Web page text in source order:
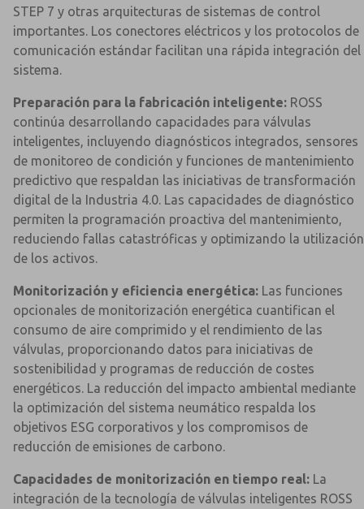
STEP 7 y otras arquitecturas de sistemas de control
importantes. Los conectores eléctricos y los protocolos de
comunicación estándar facilitan una rápida integración del
sistema.
Preparación para la fabricación inteligente: ROSS
continúa desarrollando capacidades para válvulas
inteligentes, incluyendo diagnósticos integrados, sensores
de monitoreo de condición y funciones de mantenimiento
predictivo que respaldan las iniciativas de transformación
digital de la Industria 4.0. Las capacidades de diagnóstico
permiten la programación proactiva del mantenimiento,
reduciendo fallas catastróficas y optimizando la utilización
de los activos.
Monitorización y eficiencia energética: Las funciones
opcionales de monitorización energética cuantifican el
consumo de aire comprimido y el rendimiento de las
válvulas, proporcionando datos para iniciativas de
sostenibilidad y programas de reducción de costes
energéticos. La reducción del impacto ambiental mediante
la optimización del sistema neumático respalda los
objetivos ESG corporativos y los compromisos de
reducción de emisiones de carbono.
Capacidades de monitorización en tiempo real: La
integración de la tecnología de válvulas inteligentes ROSS